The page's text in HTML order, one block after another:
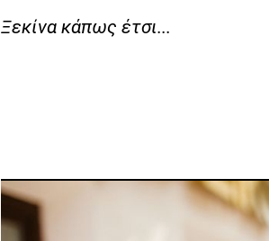
Ξεκίνα κάπως έτσι...